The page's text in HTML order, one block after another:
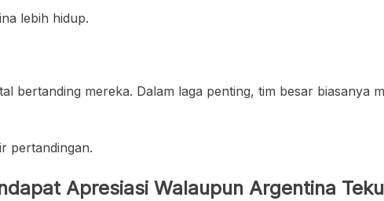
lebih hidup.
bertanding mereka. Dalam laga penting, tim besar biasanya
pertandingan.
Apresiasi Walaupun Argentina